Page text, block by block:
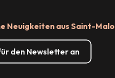
Neuigkeiten aus Saint-Malo
den Newsletter an